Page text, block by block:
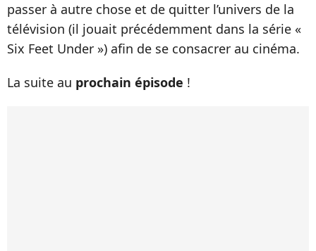
passer à autre chose et de quitter l’univers de la
télévision (il jouait précédemment dans la série «
Six Feet Under ») afin de se consacrer au cinéma.
La suite au prochain épisode !